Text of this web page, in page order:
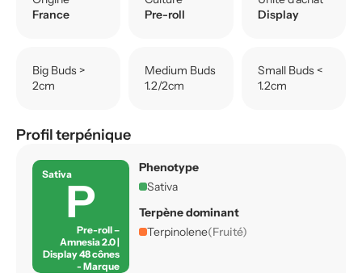
France
Pre-roll
Display
Big Buds >
2cm
Medium Buds
1.2/2cm
Small Buds <
1.2cm
Profil terpénique
Sativa
P
Pre-roll –
Amnesia 2.0 |
Display 48 cônes
- Marque
Phenotype
Sativa
Terpène dominant
Terpinolene(Fruité)